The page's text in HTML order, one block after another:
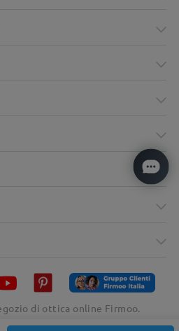
di ottica online Firmoo.